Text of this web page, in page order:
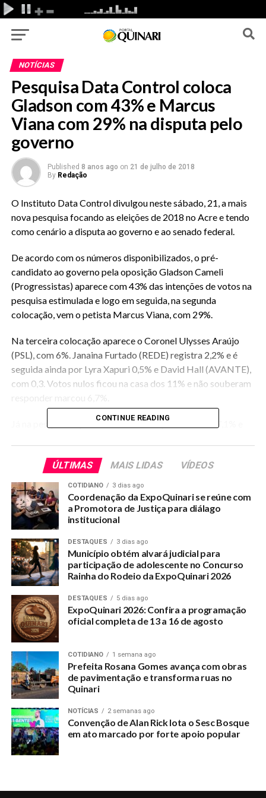
NOTÍCIAS
Pesquisa Data Control coloca
Gladson com 43% e Marcus
Viana com 29% na disputa pelo
governo
Published 8 anos ago on 21 de julho de 2018
By Redação
O Instituto Data Control divulgou neste sábado, 21, a mais
nova pesquisa focando as eleições de 2018 no Acre e tendo
como cenário a disputa ao governo e ao senado federal.
De acordo com os números disponibilizados, o pré-
candidato ao governo pela oposição Gladson Cameli
(Progressistas) aparece com 43% das intenções de votos na
pesquisa estimulada e logo em seguida, na segunda
colocação, vem o petista Marcus Viana, com 29%.
Na terceira colocação aparece o Coronel Ulysses Araújo
(PSL), com 6%. Janaina Furtado (REDE) registra 2,2% e é
seguida ainda por Lyra Xapuri 0,5% e David Hall (AVANTE),
com 0,3. Votos nulos ficou na casa dos 11% e não souberam
Já na pesquisa espontânea, Gladson aparece com 17,1% e
e não souberam ou não quiseram opinar 63,2%.
O levantamento ainda abordou sobre os percentuais de
rejeição dos pré-candidatos. Marcus Viana aparece
liderando esse quesito com 23,9%. Gladson Cameli marca,
percentual. Janaina aparece com 13,3. Davi Hall registrou
12,7% e Coronel Ulysses 12,3%. O percentual de quem
rejeitou todos os candidato marcou 8,5% e quem não
rejeitou nenhum registrou 31,7%.
O levantamento foi realizado entre os dias 15 a 20 de julho e
ouviu 1.500 pessoas espalhadas nas cidades de Rio Branco,
Xapuri. A margem de erro é de 3% para mais ou para menos.
A margem de confiança, segundo o Instituto, é de 95%.
A pesquisa foi registrada no Tribunal Regional Eleitoral do
Acre sob o número AC-01692/2018.
Para o Senado, Jorge Viana e
CONTINUE READING
ÚLTIMAS MAIS LIDAS VÍDEOS
COTIDIANO 3 dias ago
Coordenação da ExpoQuinari se reúne com
a Promotora de Justiça para diálago
institucional
DESTAQUES 3 dias ago
Município obtém alvará judicial para
participação de adolescente no Concurso
Rainha do Rodeio da ExpoQuinari 2026
DESTAQUES 5 dias ago
ExpoQuinari 2026: Confira a programação
oficial completa de 13 a 16 de agosto
COTIDIANO 1 semana ago
Prefeita Rosana Gomes avança com obras
de pavimentação e transforma ruas no
Quinari
NOTÍCIAS 2 semanas ago
Convenção de Alan Rick lota o Sesc Bosque
em ato marcado por forte apoio popular